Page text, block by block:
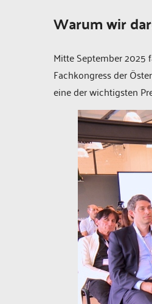
Warum wir
Mitte September 2025
Fachkongress der
eine der wichtigsten